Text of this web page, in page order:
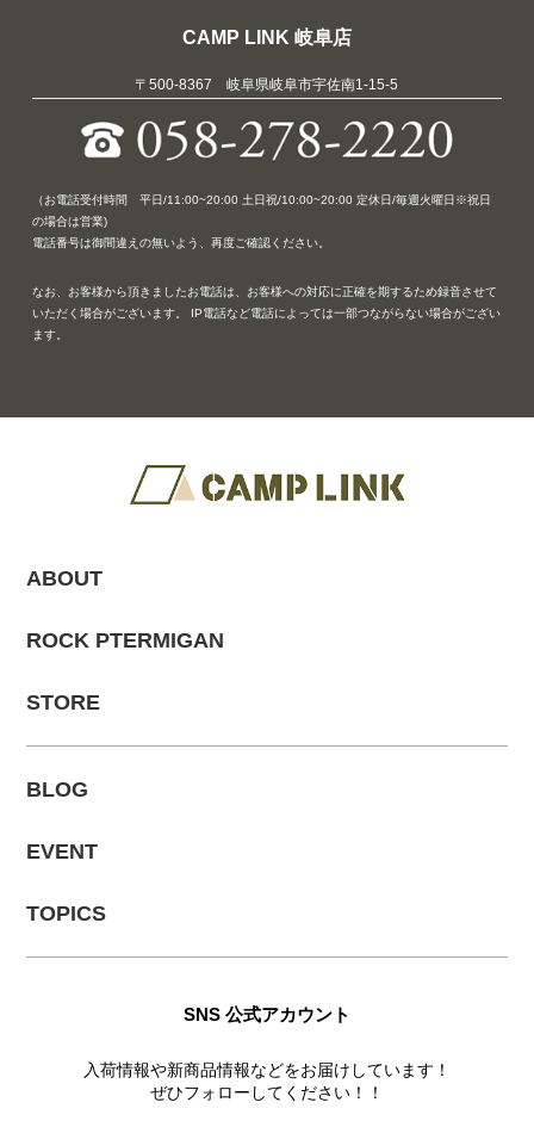
CAMP LINK 岐阜店
〒500-8367 岐阜県岐阜市宇佐南1-15-5
（お電話受付時間 平日/11:00~20:00 土日祝/10:00~20:00 定休日/毎週火曜日※祝日
の場合は営業)
電話番号は御間違えの無いよう、再度ご確認ください。
なお、お客様から頂きましたお電話は、お客様への対応に正確を期するため録音させて
いただく場合がございます。 IP電話など電話によっては一部つながらない場合がござい
ます。
ABOUT
ROCK PTERMIGAN
STORE
BLOG
EVENT
TOPICS
SNS 公式アカウント
入荷情報や新商品情報などをお届けしています！
ぜひフォローしてください！！